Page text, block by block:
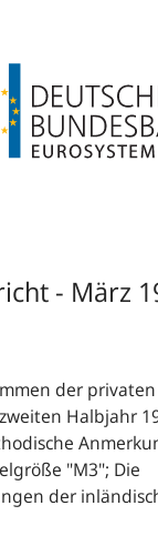
- März
der
Halbjahr
"M3"; Die
der